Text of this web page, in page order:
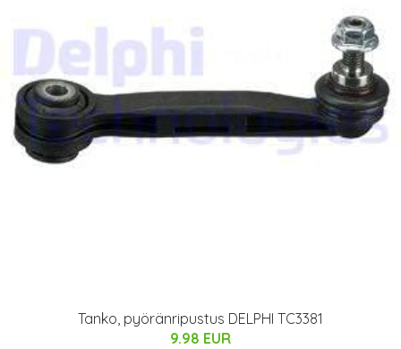
Tanko, pyöränripustus DELPHI TC3381
9.98 EUR